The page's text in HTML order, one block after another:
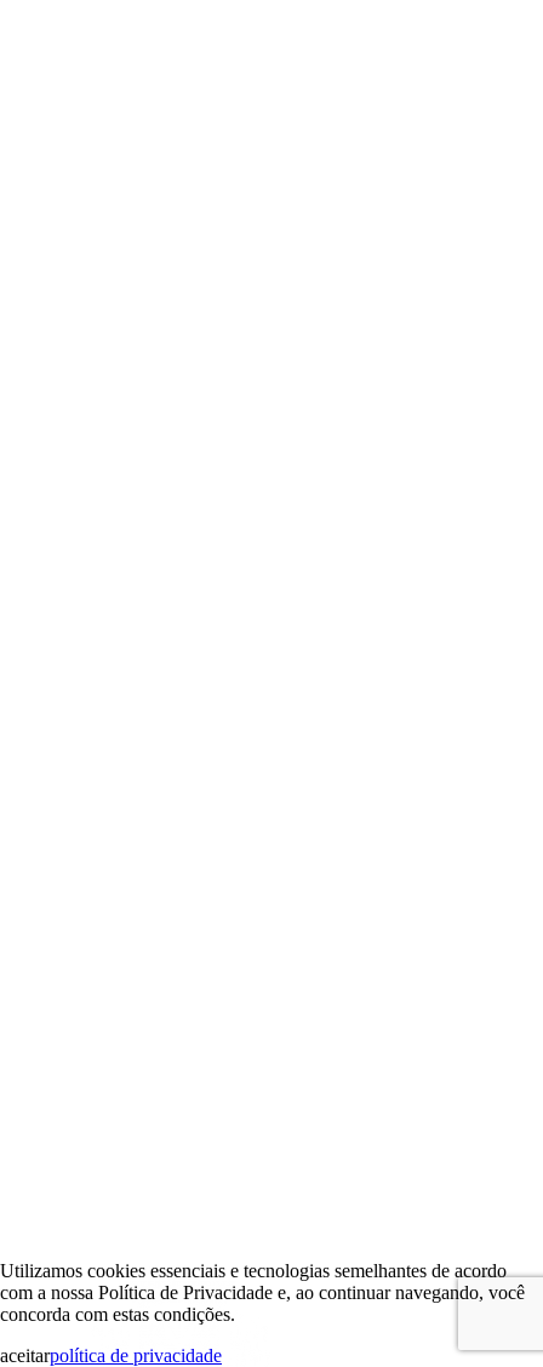
Utilizamos cookies essenciais e tecnologias semelhantes de acordo
com a nossa Política de Privacidade e, ao continuar navegando, você
concorda com estas condições.
aceitarpolítica de privacidade